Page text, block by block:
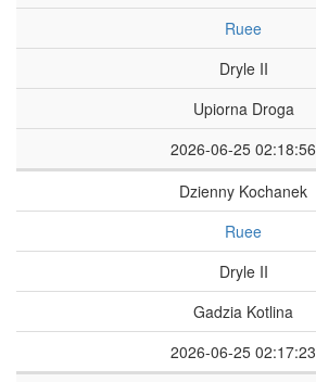
Ruee
Dryle II
Upiorna Droga
2026-06-25 02:18:56
Dzienny Kochanek
Ruee
Dryle II
Gadzia Kotlina
2026-06-25 02:17:23